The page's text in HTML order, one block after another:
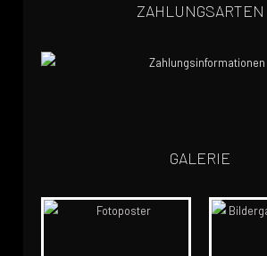
ZAHLUNGSARTEN
GALERIE